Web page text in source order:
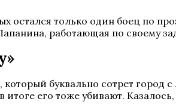
только один боец по
работающая по своему
буквально сотрет
его тоже убивают.